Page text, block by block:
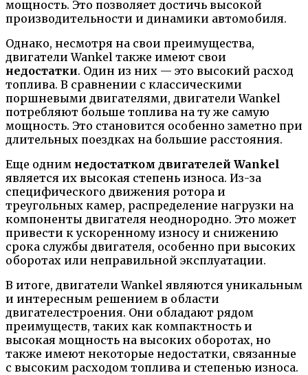
мощность. Это позволяет достичь высокой
производительности и динамики автомобиля.
Однако, несмотря на свои преимущества,
двигатели Wankel также имеют свои
недостатки. Один из них — это высокий расход
топлива. В сравнении с классическими
поршневыми двигателями, двигатели Wankel
потребляют больше топлива на ту же самую
мощность. Это становится особенно заметно при
длительных поездках на большие расстояния.
Еще одним недостатком двигателей Wankel
является их высокая степень износа. Из-за
специфического движения ротора и
треугольных камер, распределение нагрузки на
компоненты двигателя неоднородно. Это может
привести к ускоренному износу и снижению
срока службы двигателя, особенно при высоких
оборотах или неправильной эксплуатации.
В итоге, двигатели Wankel являются уникальным
и интересным решением в области
двигателестроения. Они обладают рядом
преимуществ, таких как компактность и
высокая мощность на высоких оборотах, но
также имеют некоторые недостатки, связанные
с высоким расходом топлива и степенью износа.